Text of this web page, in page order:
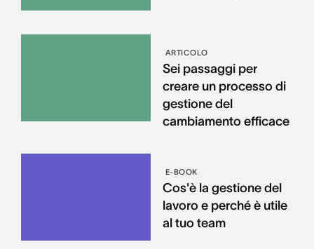
ARTICOLO
Sei passaggi per
creare un processo di
gestione del
cambiamento efficace
E-BOOK
Cos'è la gestione del
lavoro e perché è utile
al tuo team